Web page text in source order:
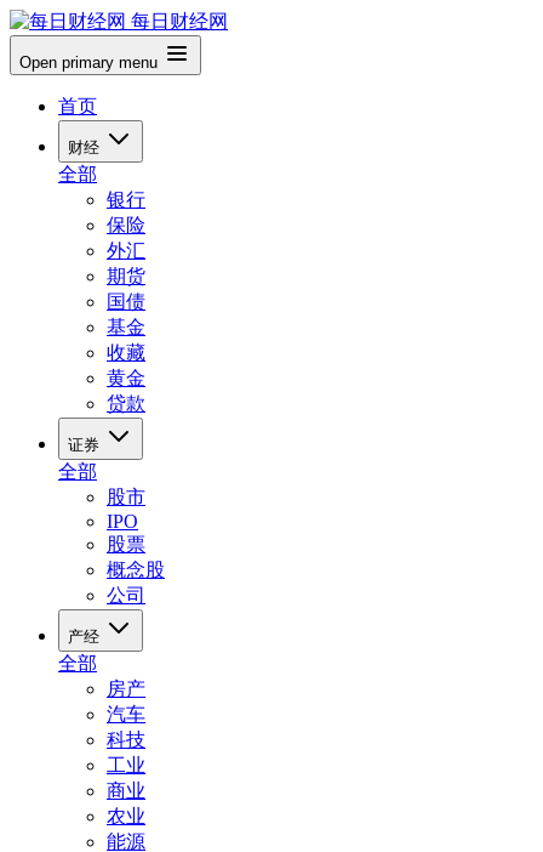
每日财经网
Open primary menu
首页
财经
全部
银行
保险
外汇
期货
国债
基金
收藏
黄金
贷款
证券
全部
股市
IPO
股票
概念股
公司
产经
全部
房产
汽车
科技
工业
商业
农业
能源